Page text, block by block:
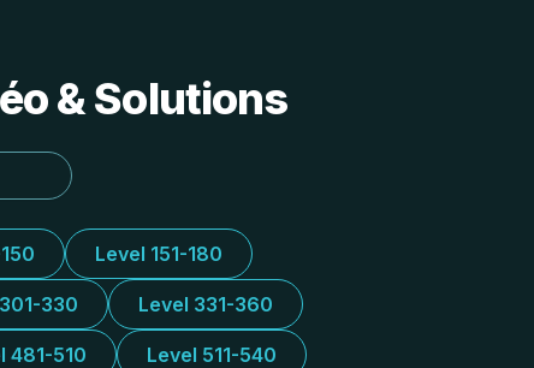
& Solutions
Level 151-180
330 Level 331-360
481-510 Level 511-540